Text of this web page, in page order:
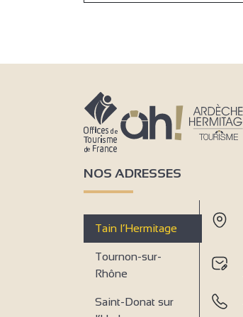
NOS ADRESSES
Tain l’Hermitage
Tournon-sur-
Rhône
Saint-Donat sur